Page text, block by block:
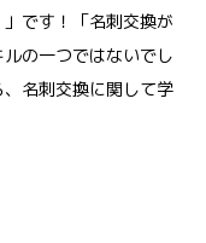
です！「名刺交換が
の一つではないでし
名刺交換に関して学